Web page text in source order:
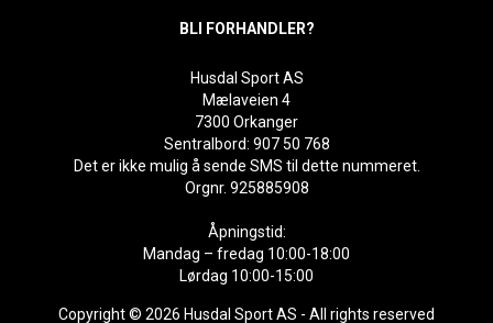
BLI FORHANDLER?
Husdal Sport AS
Mælaveien 4
7300 Orkanger
Sentralbord: 907 50 768
Det er ikke mulig å sende SMS til dette nummeret.
Orgnr. 925885908
Åpningstid:
Mandag – fredag 10:00-18:00
Lørdag 10:00-15:00
Copyright © 2026 Husdal Sport AS - All rights reserved